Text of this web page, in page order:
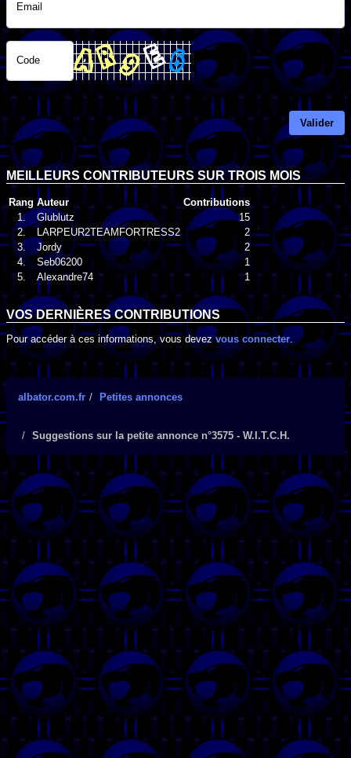
Email
Code
Valider
MEILLEURS CONTRIBUTEURS SUR TROIS MOIS
Rang Auteur
Contributions
1.
Glublutz
15
2.
LARPEUR2TEAMFORTRESS2
2
3.
Jordy
2
4.
Seb06200
1
5.
Alexandre74 1
VOS DERNIÈRES CONTRIBUTIONS
Pour accéder à ces informations, vous devezvous connecter
albator.com.fr Petites annonces
Suggestions sur la petite annonce n°3575 - W.I.T.C.H.